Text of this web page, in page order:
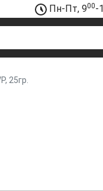
Пн-Пт, 900-
25гр.